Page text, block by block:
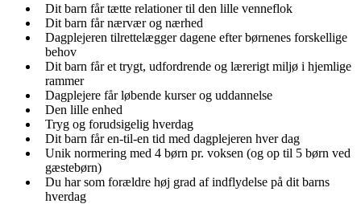
Dit barn får tætte relationer til den lille venneflok
Dit barn får nærvær og nærhed
Dagplejeren tilrettelægger dagene efter børnenes forskellige
behov
Dit barn får et trygt, udfordrende og lærerigt miljø i hjemlige
rammer
Dagplejere får løbende kurser og uddannelse
Den lille enhed
Tryg og forudsigelig hverdag
Dit barn får en-til-en tid med dagplejeren hver dag
Unik normering med 4 børn pr. voksen (og op til 5 børn ved
gæstebørn)
Du har som forældre høj grad af indflydelse på dit barns
hverdag